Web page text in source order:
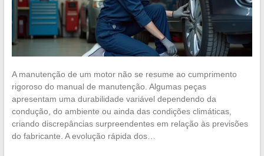
A manutenção de um motor não se resume ao cumprimento
rigoroso do manual de manutenção. Algumas peças
apresentam uma durabilidade variável dependendo da
condução, do ambiente ou ainda das condições climáticas,
criando discrepâncias surpreendentes em relação às previsões
do fabricante. A evolução rápida dos…